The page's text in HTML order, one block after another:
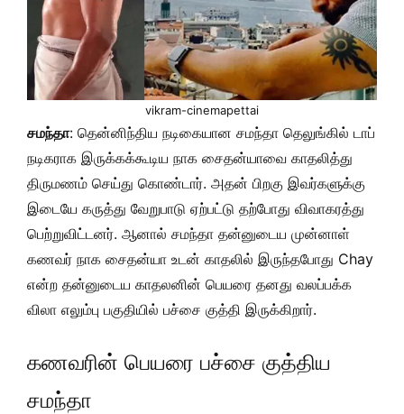
vikram-cinemapettai
சமந்தா: தென்னிந்திய நடிகையான சமந்தா தெலுங்கில் டாப்
நடிகராக இருக்கக்கூடிய நாக சைதன்யாவை காதலித்து
திருமணம் செய்து கொண்டார். அதன் பிறகு இவர்களுக்கு
இடையே கருத்து வேறுபாடு ஏற்பட்டு தற்போது விவாகரத்து
பெற்றுவிட்டனர். ஆனால் சமந்தா தன்னுடைய முன்னாள்
கணவர் நாக சைதன்யா உடன் காதலில் இருந்தபோது Chay
என்ற தன்னுடைய காதலனின் பெயரை தனது வலப்பக்க
விலா எலும்பு பகுதியில் பச்சை குத்தி இருக்கிறார்.
கணவரின் பெயரை பச்சை குத்திய
சமந்தா